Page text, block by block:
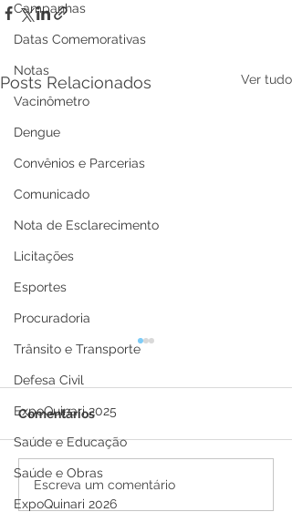
Campanhas
Datas Comemorativas
Notas
Vacinômetro
Dengue
Convênios e Parcerias
Comunicado
Nota de Esclarecimento
Licitações
Esportes
Procuradoria
Trânsito e Transporte
Defesa Civil
ExpoQuinari 2025
Saúde e Educação
Saúde e Obras
ExpoQuinari 2026
Posts Relacionados Ver tudo
Curso de Preparo de
Bolos e Tortas promove
Comentários
Escreva um comentário